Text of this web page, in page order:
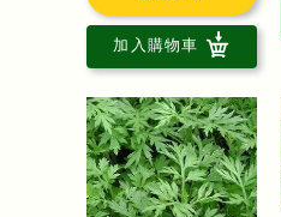
加入購物車